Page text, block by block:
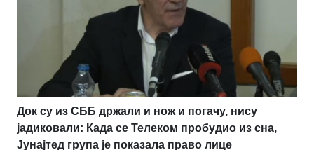
Док су из СББ држали и нож и погачу, нису
јадиковали: Када се Телеком пробудио из сна,
Јунајтед група је показала право лице